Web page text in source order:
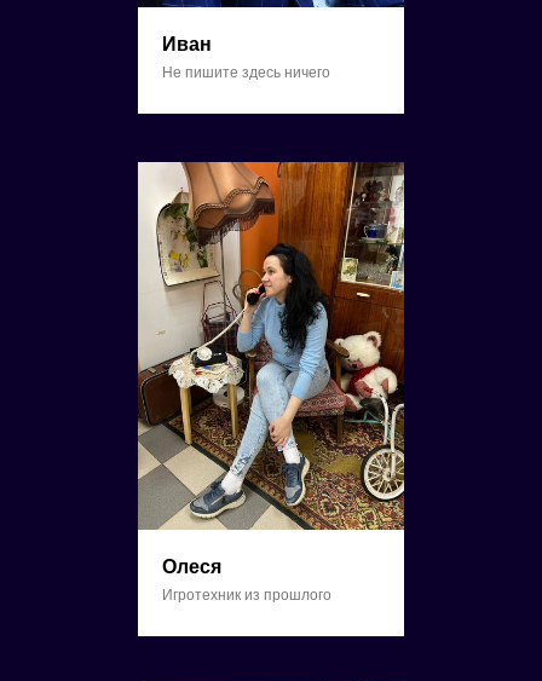
Иван
Не пишите здесь ничего
Олеся
Игротехник из прошлого